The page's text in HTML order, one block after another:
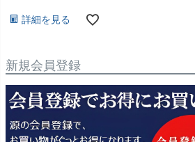
詳細を見る
新規会員登録